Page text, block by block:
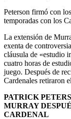
Peterson firmó con
temporadas con los
La extensión de
exenta de
cláusula de «estudio
cuatro horas de
juego. Después de
Cardenales retiraron
PATRICK
MURRAY
CARDENAL